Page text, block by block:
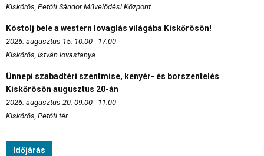
Kiskőrös, Petőfi Sándor Művelődési Központ
Kóstolj bele a western lovaglás világába Kiskőrösön!
2026. augusztus 15. 10:00 - 17:00
Kiskőrös, István lovastanya
Ünnepi szabadtéri szentmise, kenyér- és borszentelés
Kiskőrösön augusztus 20-án
2026. augusztus 20. 09:00 - 11:00
Kiskőrös, Petőfi tér
Időjárás